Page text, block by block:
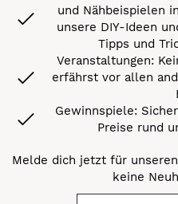
und Nähbeispielen
unsere DIY-Ideen
Tipps und
Veranstaltungen:
erfährst vor allen
Gewinnspiele:
Preise rund
Melde dich jetzt für
keine